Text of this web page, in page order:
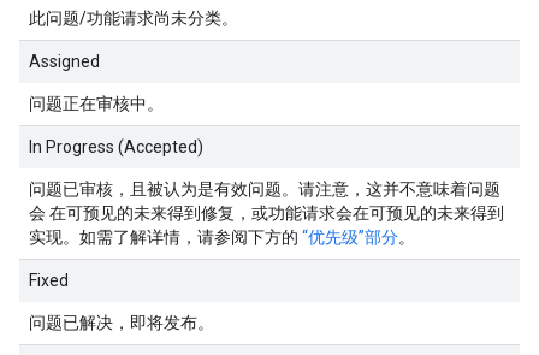
此问题/功能请求尚未分类。
Assigned
问题正在审核中。
In Progress (Accepted)
问题已审核，且被认为是有效问题。请注意，这并不意味着问题
会 在可预见的未来得到修复，或功能请求会在可预见的未来得到
实现。如需了解详情，请参阅下方的 “优先级”部分。
Fixed
问题已解决，即将发布。